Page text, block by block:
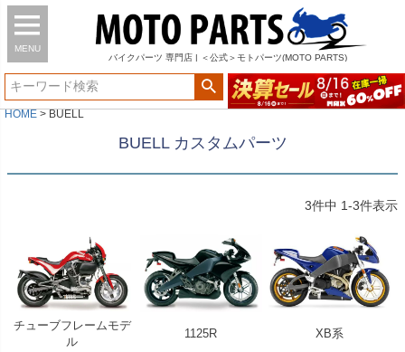
MENU
バイク パーツ 専門店 | ＜公式＞モトパーツ(MOTO PARTS)
HOME BUELL
BUELL カスタムパーツ
3件中 1-3件表示
チューブフレームモデ
ル
1125R XB系